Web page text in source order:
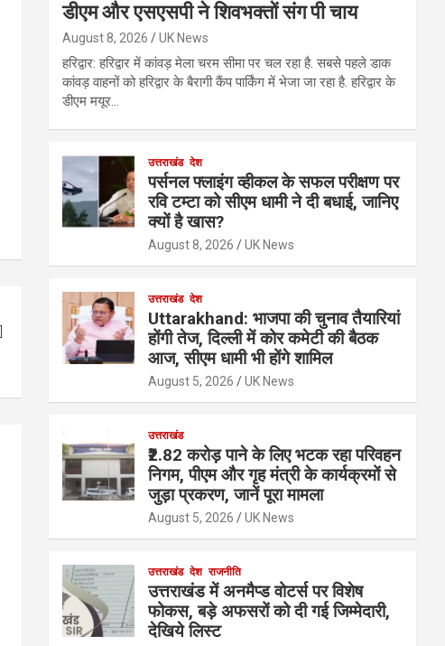
डीएम और एसएसपी ने शिवभक्तों संग पी चाय
August 8, 2026 UK News
हरिद्वार: हरिद्वार में कांवड़ मेला चरम सीमा पर चल रहा है. सबसे पहले डाक
कांवड़ वाहनों को हरिद्वार के बैरागी कैंप पार्किंग में भेजा जा रहा है. हरिद्वार के
डीएम मयूर…
उत्तराखंड देश
पर्सनल फ्लाइंग व्हीकल के सफल परीक्षण पर
रवि टम्टा को सीएम धामी ने दी बधाई, जानिए
क्यों है खास?
August 8, 2026 UK News
उत्तराखंड देश
Uttarakhand: भाजपा की चुनाव तैयारियां
होंगी तेज, दिल्ली में कोर कमेटी की बैठक
आज, सीएम धामी भी होंगे शामिल
August 5, 2026 UK News
उत्तराखंड
₹2.82 करोड़ पाने के लिए भटक रहा परिवहन
निगम, पीएम और गृह मंत्री के कार्यक्रमों से
जुड़ा प्रकरण, जानें पूरा मामला
August 5, 2026 UK News
उत्तराखंड देश राजनीति
उत्तराखंड में अनमैप्ड वोटर्स पर विशेष
फोकस, बड़े अफसरों को दी गई जिम्मेदारी,
देखिये लिस्ट